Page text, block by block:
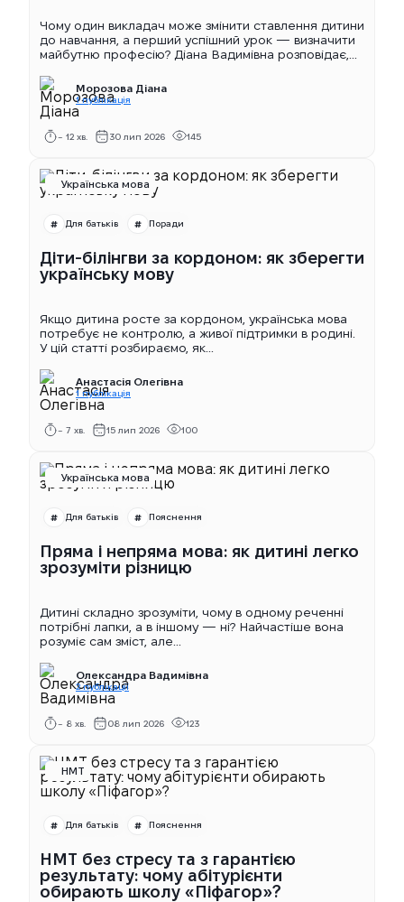
Чому один викладач може змінити ставлення дитини
до навчання, а перший успішний урок — визначити
майбутню професію? Діана Вадимівна розповідає,...
Морозова Діана
1 публікація
~ 12 хв. 30 лип 2026 145
Українська мова
Для батьків Поради
Діти-білінгви за кордоном: як зберегти
українську мову
Якщо дитина росте за кордоном, українська мова
потребує не контролю, а живої підтримки в родині.
У цій статті розбираємо, як...
Анастасія Олегівна
1 публікація
~ 7 хв. 15 лип 2026 100
Українська мова
Для батьків Пояснення
Пряма і непряма мова: як дитині легко
зрозуміти різницю
Дитині складно зрозуміти, чому в одному реченні
потрібні лапки, а в іншому — ні? Найчастіше вона
розуміє сам зміст, але...
Олександра Вадимівна
2 публікації
~ 8 хв. 08 лип 2026 123
НМТ
Для батьків Пояснення
НМТ без стресу та з гарантією
результату: чому абітурієнти
обирають школу «Піфагор»?